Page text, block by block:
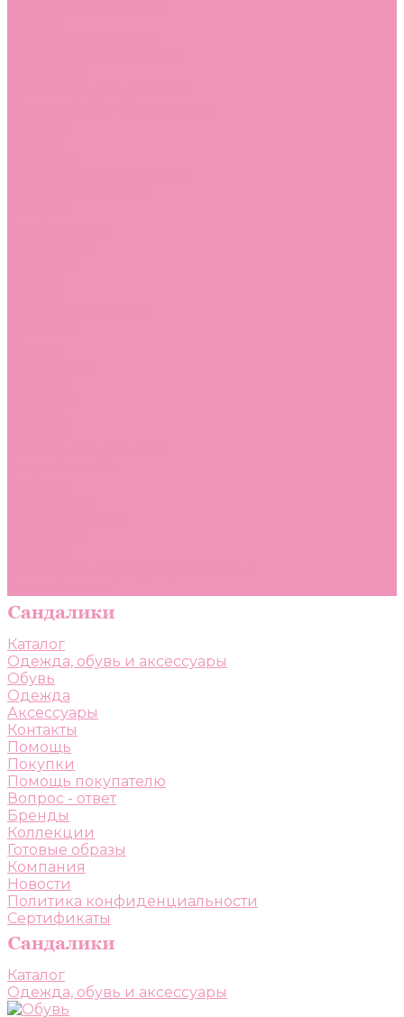
Каталог
Одежда, обувь и аксессуары
Обувь
Одежда
Аксессуары
Контакты
Помощь
Покупки
Помощь покупателю
Вопрос - ответ
Бренды
Коллекции
Готовые образы
Компания
Новости
Политика конфиденциальности
Сертификаты
Каталог
Одежда, обувь и аксессуары